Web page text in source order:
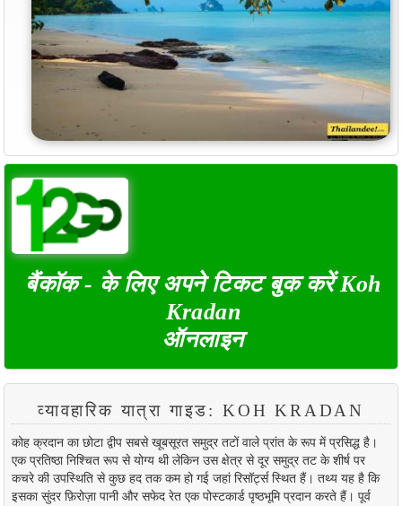
बैंकॉक - के लिए अपने टिकट बुक करें Koh
Kradan
ऑनलाइन
व्यावहारिक यात्रा गाइड: KOH KRADAN
कोह क्रदान का छोटा द्वीप सबसे खूबसूरत समुद्र तटों वाले प्रांत के रूप में प्रसिद्ध है।
एक प्रतिष्ठा निश्चित रूप से योग्य थी लेकिन उस क्षेत्र से दूर समुद्र तट के शीर्ष पर
कचरे की उपस्थिति से कुछ हद तक कम हो गई जहां रिसॉर्ट्स स्थित हैं। तथ्य यह है कि
इसका सुंदर फ़िरोज़ा पानी और सफेद रेत एक पोस्टकार्ड पृष्ठभूमि प्रदान करते हैं। पूर्व